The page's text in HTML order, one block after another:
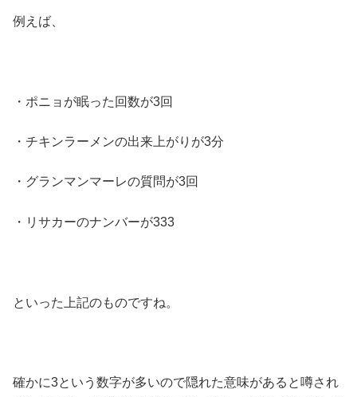
例えば、
・ポニョが眠った回数が3回
・チキンラーメンの出来上がりが3分
・グランマンマーレの質問が3回
・リサカーのナンバーが333
といった上記のものですね。
確かに3という数字が多いので隠れた意味があると噂され